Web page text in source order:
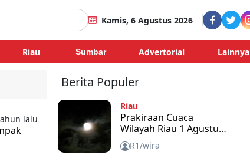
Kamis, 6 Agustus 2026
Riau Sumbar Advertorial Lainnya
lalu
Berita Populer
Riau
Prakiraan Cuaca
Wilayah Riau 1 Agustus
2026R1/wira